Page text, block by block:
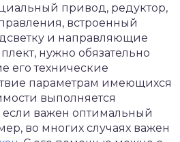
привод, редуктор,
встроенный
и направляющие
нужно обязательно
его технические
параметрам имеющихся
выполняется
важен оптимальный
во многих случаях важен